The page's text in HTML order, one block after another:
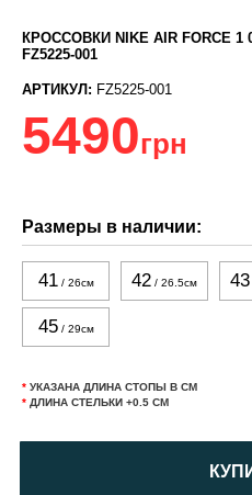
КРОССОВКИ NIKE AIR FORCE 1
FZ5225-001
АРТИКУЛ: FZ5225-001
5490грн
Размеры в наличии:
41/ 26см 42 / 26.5см 43
45/ 29см
* УКАЗАНА ДЛИНА СТОПЫ В СМ
* ДЛИНА СТЕЛЬКИ +0.5 СМ